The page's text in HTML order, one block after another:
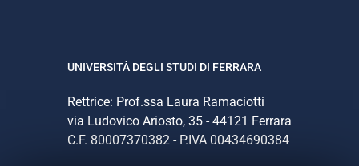
UNIVERSITÀ DEGLI STUDI DI FERRARA
Rettrice: Prof.ssa Laura Ramaciotti
via Ludovico Ariosto, 35 - 44121 Ferrara
C.F. 80007370382 - P.IVA 00434690384